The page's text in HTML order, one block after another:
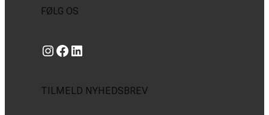
FØLG OS
Instagram https://www.facebook.com/danishbeachvolleytour LinkedIn
TILMELD NYHEDSBREV